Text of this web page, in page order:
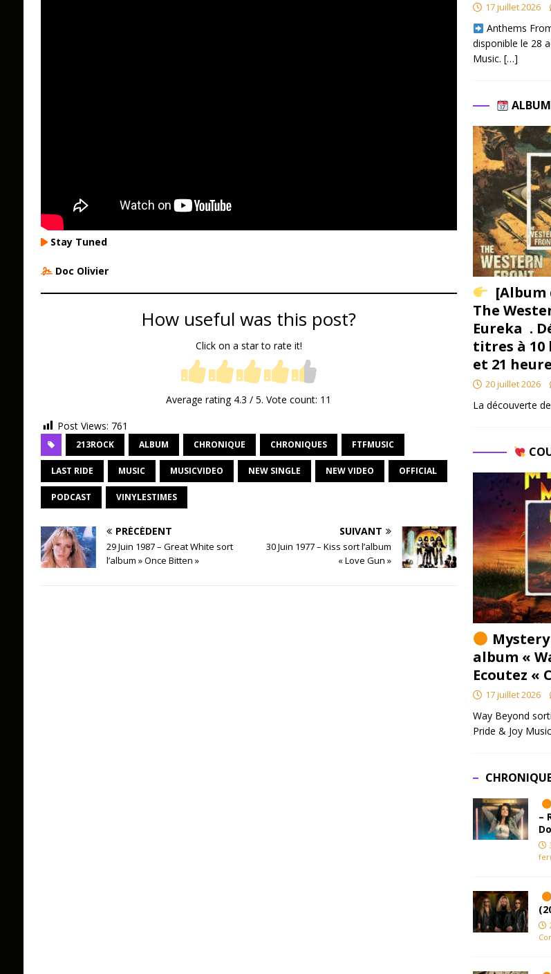
Stay Tuned
Doc Olivier
How useful was this post?
Click on a star to rate it!
Average rating 4.3 / 5. Vote count: 11
Post Views: 761
213ROCK ALBUM CHRONIQUE CHRONIQUES FTFMUSIC
LAST RIDE MUSIC MUSICVIDEO NEW SINGLE NEW VIDEO OFFICIAL
PODCAST VINYLESTIMES
PRÉCÉDENT
29 Juin 1987 – Great White sort
l’album » Once Bitten »
SUIVANT
30 Juin 1977 – Kiss sort l’album
« Love Gun »
17 juillet 2026
Anthems
disponible le 28
Music. […]
[Album
The
Eureka .
titres à 10
et 21
20 juillet 2026
La découverte
album «
Ecoutez «
17 juillet 2026
Way Beyond
Pride & Joy
–